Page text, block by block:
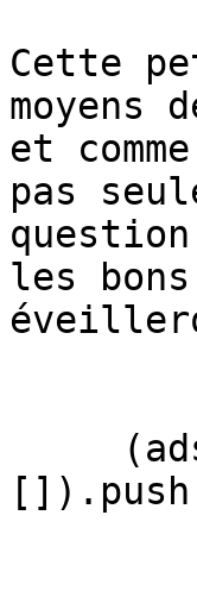
Cette
moyens
et
pas
les